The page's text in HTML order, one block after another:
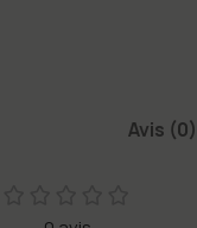
Avis (0)